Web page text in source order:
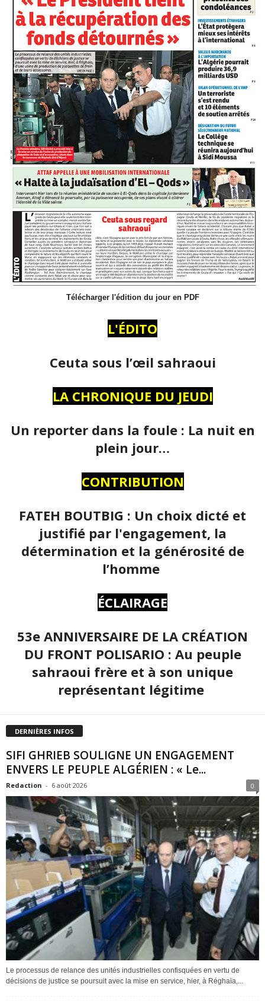
Télécharger l'édition du jour en PDF
L'ÉDITO
Ceuta sous l’œil sahraoui
LA CHRONIQUE DU JEUDI
Un reporter dans la foule : La nuit en
plein jour…
CONTRIBUTION
FATEH BOUTBIG : Un choix dicté et
justifié par l'engagement, la
détermination et la générosité de
l’homme
ÉCLAIRAGE
53e ANNIVERSAIRE DE LA CRÉATION
DU FRONT POLISARIO : Au peuple
sahraoui frère et à son unique
représentant légitime
DERNIÈRES INFOS
SIFI GHRIEB SOULIGNE UN ENGAGEMENT
ENVERS LE PEUPLE ALGÉRIEN : « Le...
Redaction - 6 août 2026 0
Le processus de relance des unités industrielles confisquées en vertu de
décisions de justice se poursuit avec la mise en service, hier, à Réghaïa,...